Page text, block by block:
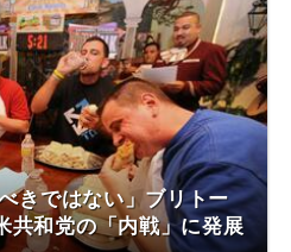
きではない」ブリトー
共和党の「内戦」に発展